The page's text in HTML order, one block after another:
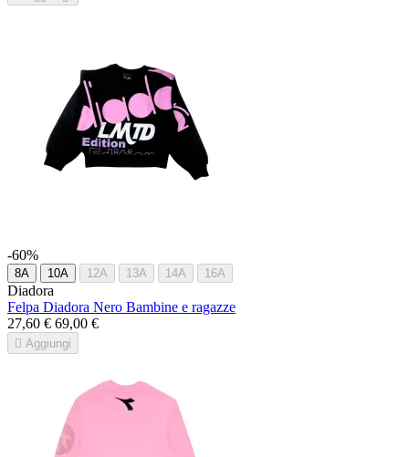
-60%
8A 10A 12A 13A 14A 16A
Diadora
Felpa Diadora Nero Bambine e ragazze
27,60 € 69,00 €
 Aggiungi